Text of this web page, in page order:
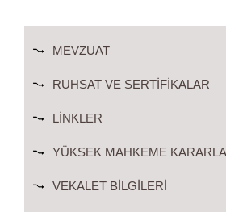
MEVZUAT
RUHSAT VE SERTIFIKALAR
LINKLER
YÜKSEK MAHKEME
VEKALET BILGILERI